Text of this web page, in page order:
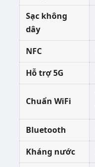
Sạc không
dây
NFC
Hỗ trợ 5G
Chuẩn WiFi
Bluetooth
Kháng nước